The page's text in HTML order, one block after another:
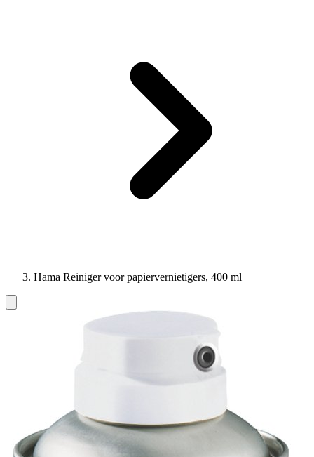
Hama Reiniger voor papiervernietigers, 400 ml